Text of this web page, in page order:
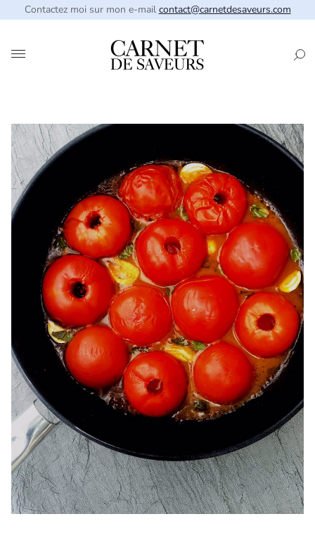
Contactez moi sur mon e-mail contact@carnetdesaveurs.com